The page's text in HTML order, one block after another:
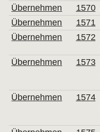
Übernehmen
1570
Übernehmen
1571
Übernehmen
1572
Übernehmen
1573
Übernehmen
1574